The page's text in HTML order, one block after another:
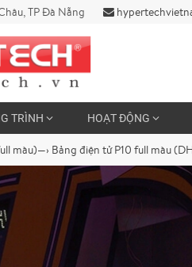
TP Đà Nẵng
TRÌNH HOẠT ĐỘNG
màu)—› Bảng điện tử P10 full màu